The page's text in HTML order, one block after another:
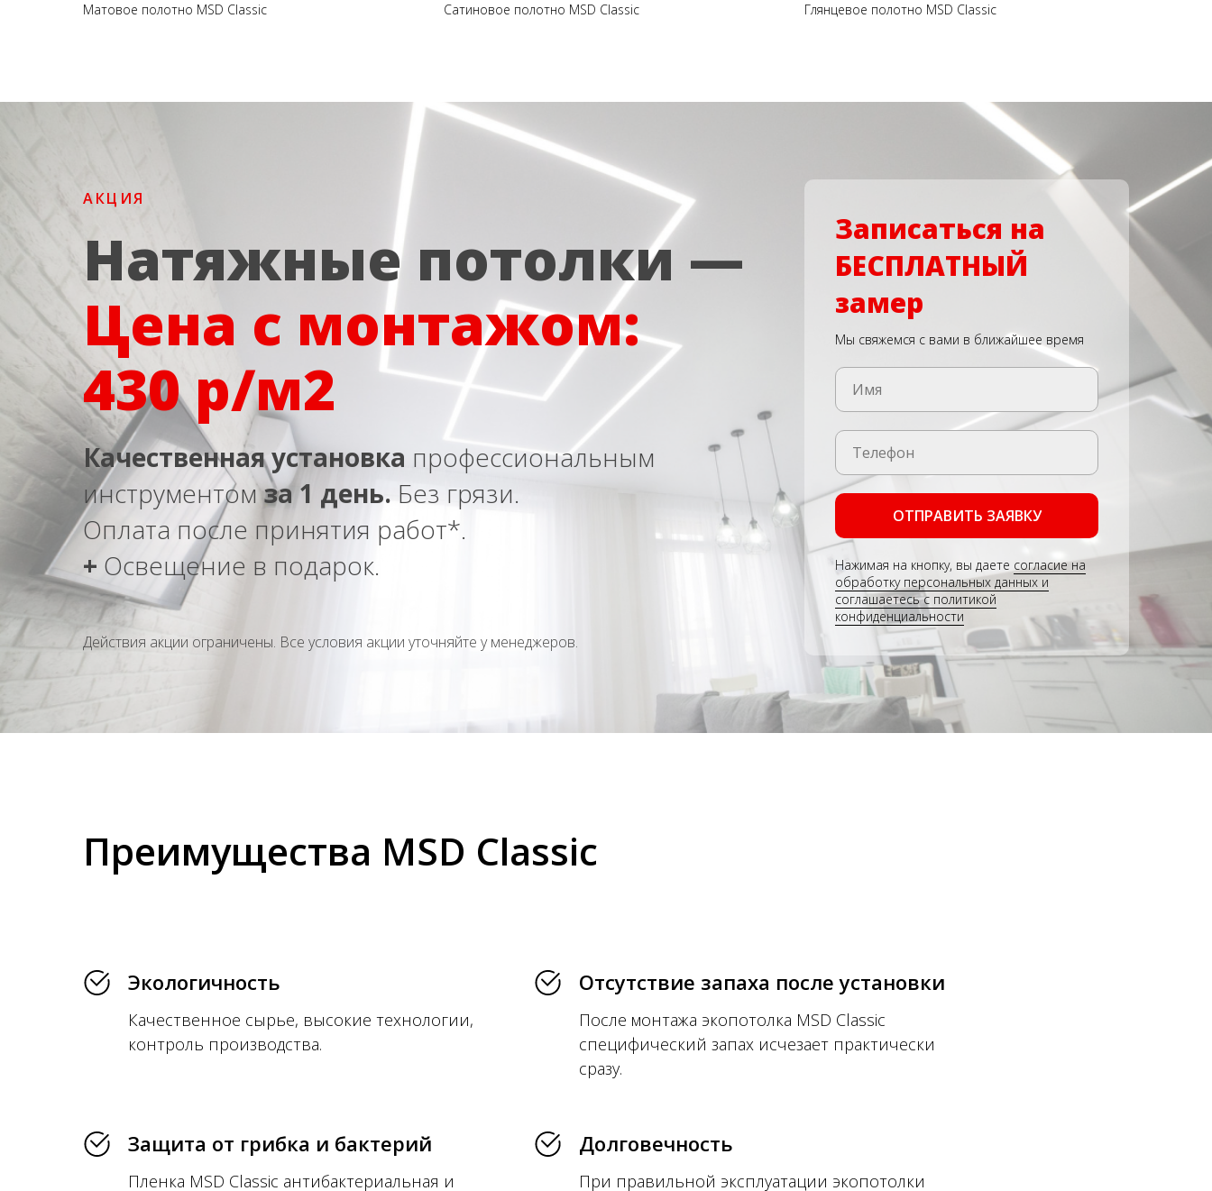
Матовое полотно MSD Classic Сатиновое полотно MSD Classic Глянцевое полотно MSD Classic
АКЦИЯ
Натяжные потолки —
Цена с монтажом:
430 р/м2
Качественная установка профессиональным
инструментомза 1 день. Без грязи.
Оплата после принятия работ*.
+ Освещение в подарок.
Действия акции ограничены. Все условия акции уточняйте у менеджеров.
Записаться на
БЕСПЛАТНЫЙ
замер
Мы свяжемся с вами в ближайшее время
ОТПРАВИТЬ ЗАЯВКУ
Нажимая на кнопку, вы даете согласие на
обработку персональных данных и
соглашаетесь c политикой
конфиденциальности
Преимущества MSD Classic
Экологичность
Качественное сырье, высокие технологии,
контроль производства.
Отсутствие запаха после установки
После монтажа экопотолка MSD Classic
специфический запах исчезает практически
сразу.
Защита от грибка и бактерий
Пленка MSD Classic антибактериальная и
Долговечность
При правильной эксплуатации экопотолки